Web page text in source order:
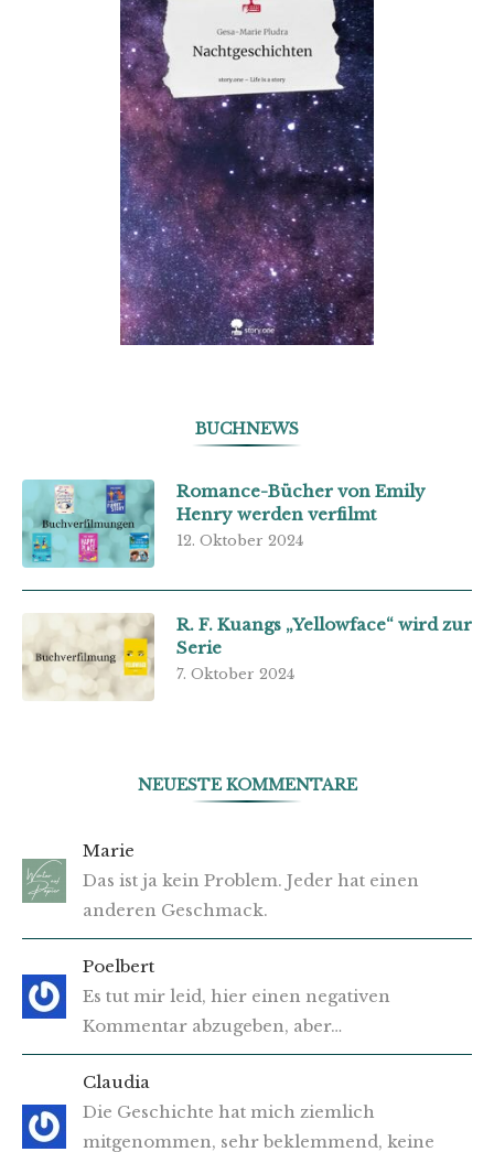
BUCHNEWS
Romance-Bücher von Emily
Henry werden verfilmt
12. Oktober 2024
R. F. Kuangs „Yellowface“ wird zur
Serie
7. Oktober 2024
NEUESTE KOMMENTARE
Marie
Das ist ja kein Problem. Jeder hat einen
anderen Geschmack.
Poelbert
Es tut mir leid, hier einen negativen
Kommentar abzugeben, aber…
Claudia
Die Geschichte hat mich ziemlich
mitgenommen, sehr beklemmend, keine